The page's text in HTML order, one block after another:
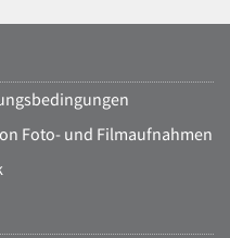
Foto- und Filmaufnahmen